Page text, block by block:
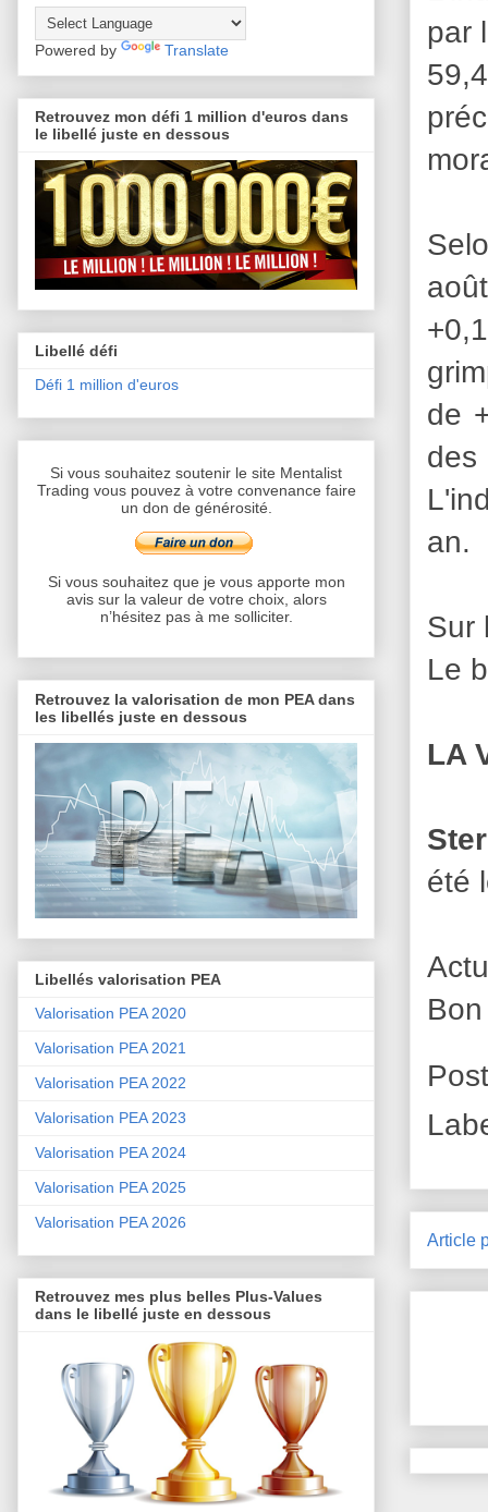
par
de
an.
Sur
Le
LA
été
Article
Powered by Translate
Retrouvez mon défi 1 million d'euros dans
le libellé juste en dessous
Libellé défi
Défi 1 million d'euros
Si vous souhaitez soutenir le site Mentalist
Trading vous pouvez à votre convenance faire
un don de générosité.
Si vous souhaitez que je vous apporte mon
avis sur la valeur de votre choix, alors
n’hésitez pas à me solliciter.
Retrouvez la valorisation de mon PEA dans
les libellés juste en dessous
Libellés valorisation PEA
Valorisation PEA 2020
Valorisation PEA 2021
Valorisation PEA 2022
Valorisation PEA 2023
Valorisation PEA 2024
Valorisation PEA 2025
Valorisation PEA 2026
Retrouvez mes plus belles Plus-Values
dans le libellé juste en dessous